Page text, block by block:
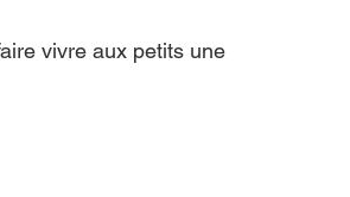
vivre aux petits une